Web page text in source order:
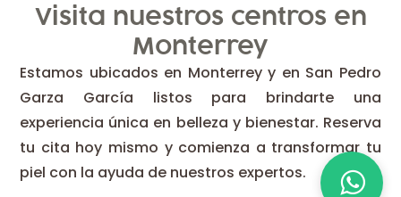
Visita nuestros centros en
Monterrey
Estamos ubicados en Monterrey y en San Pedro
Garza García listos para brindarte una
experiencia única en belleza y bienestar. Reserva
tu cita hoy mismo y comienza a transformar tu
piel con la ayuda de nuestros expertos.